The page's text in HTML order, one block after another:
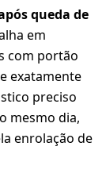
queda de
em
com portão
exatamente
preciso
mesmo dia,
enrolação de